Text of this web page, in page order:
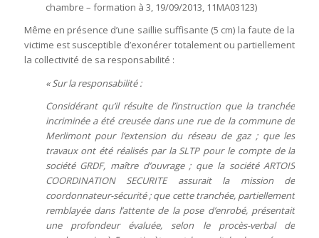
chambre – formation à 3, 19/09/2013, 11MA03123)
Même en présence d’une saillie suffisante (5 cm) la faute de la
victime est susceptible d’exonérer totalement ou partiellement
la collectivité de sa responsabilité :
« Sur la responsabilité :
Considérant qu’il résulte de l’instruction que la tranchée
incriminée a été creusée dans une rue de la commune de
Merlimont pour l’extension du réseau de gaz ; que les
travauxont été réalisés par la SLTP pour le compte de la
société GRDF, maître d’ouvrage ; que la société ARTOIS
COORDINATION SECURITE assurait la mission de
coordonnateur-sécurité ; que cette tranchée, partiellement
remblayée dans l’attente de la pose d’enrobé, présentait
une profondeur évaluée, selon le procès-verbal de